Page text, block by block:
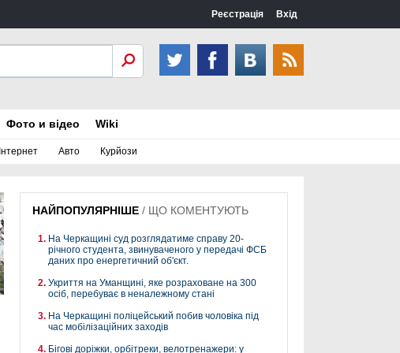
Реєстрація Вхід
Інтернет Авто Курйози
Фото и відео Wiki
НАЙПОПУЛЯРНІШЕ / ЩО КОМЕНТУЮТЬ
На Черкащині суд розглядатиме справу 20-
річного студента, звинуваченого у передачі ФСБ
даних про енергетичний об'єкт.
Укриття на Уманщині, яке розраховане на 300
осіб, перебуває в неналежному стані
На Черкащині поліцейський побив чоловіка під
час мобілізаційних заходів
Бігові доріжки, орбітреки, велотренажери: у